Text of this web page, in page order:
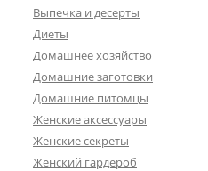
Выпечка и десерты
Диеты
Домашнее хозяйство
Домашние заготовки
Домашние питомцы
Женские аксессуары
Женские секреты
Женский гардероб